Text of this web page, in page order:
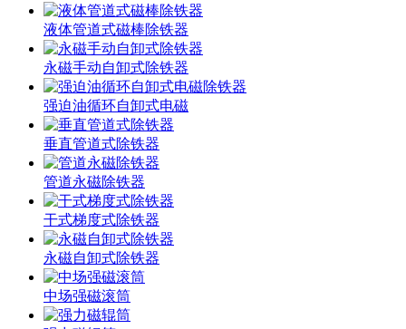
液体管道式磁棒除铁器
永磁手动自卸式除铁器
强迫油循环自卸式电磁
垂直管道式除铁器
管道永磁除铁器
干式梯度式除铁器
永磁自卸式除铁器
中场强磁滚筒